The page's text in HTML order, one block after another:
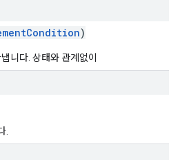
)
니다. 상태와 관계없이
.